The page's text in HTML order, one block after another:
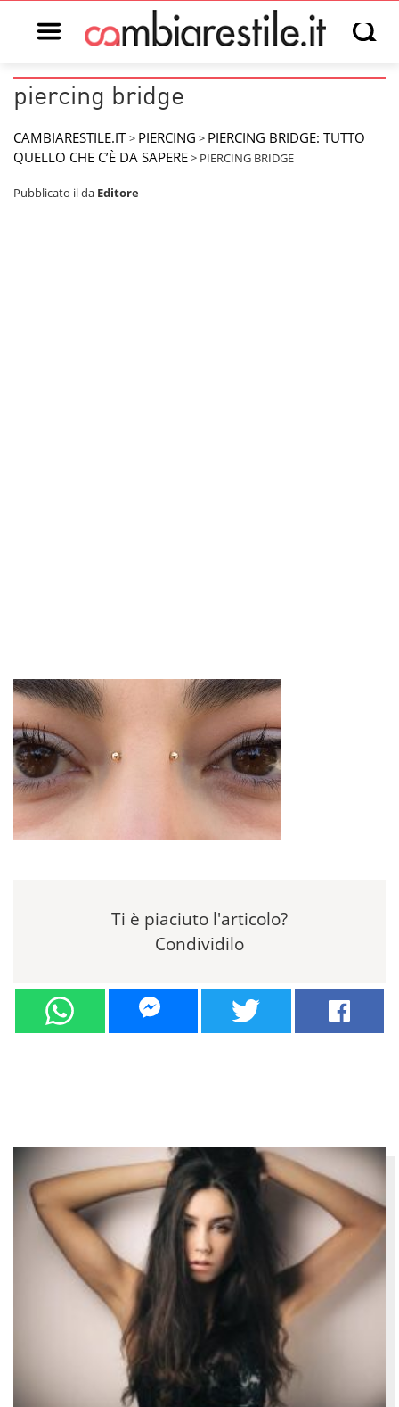
Open main menu Open
piercing bridge
CAMBIARESTILE.IT > PIERCING > PIERCING BRIDGE: TUTTO
QUELLO CHE C’È DA SAPERE> PIERCING BRIDGE
Pubblicato ilda Editore
Ti è piaciuto l'articolo?
Condividilo